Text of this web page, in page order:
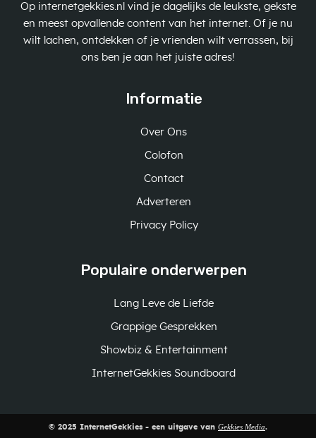
Op internetgekkies.nl vind je dagelijks de leukste, gekste
en meest opvallende content van het internet. Of je nu
wilt lachen, ontdekken of je vrienden wilt verrassen, bij
ons ben je aan het juiste adres!
Informatie
Over Ons
Colofon
Contact
Adverteren
Privacy Policy
Populaire onderwerpen
Lang Leve de Liefde
Grappige Gesprekken
Showbiz & Entertainment
InternetGekkies Soundboard
© 2025 InternetGekkies - een uitgave van Gekkies Media.